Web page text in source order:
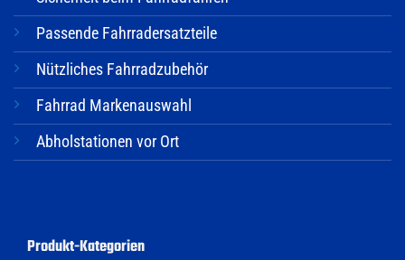
Passende Fahrradersatzteile
Nützliches Fahrradzubehör
Fahrrad Markenauswahl
Abholstationen vor Ort
Produkt-Kategorien